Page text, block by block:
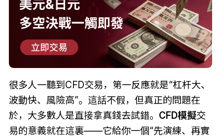
很多人一聽到CFD交易，第一反應就是“杠杆大、
波動快、風險高”。這話不假，但真正的問題在
於，大多數人是直接拿真錢去試錯。 CFD模擬交
易的意義就在這裏——它給你一個“先演練、再實